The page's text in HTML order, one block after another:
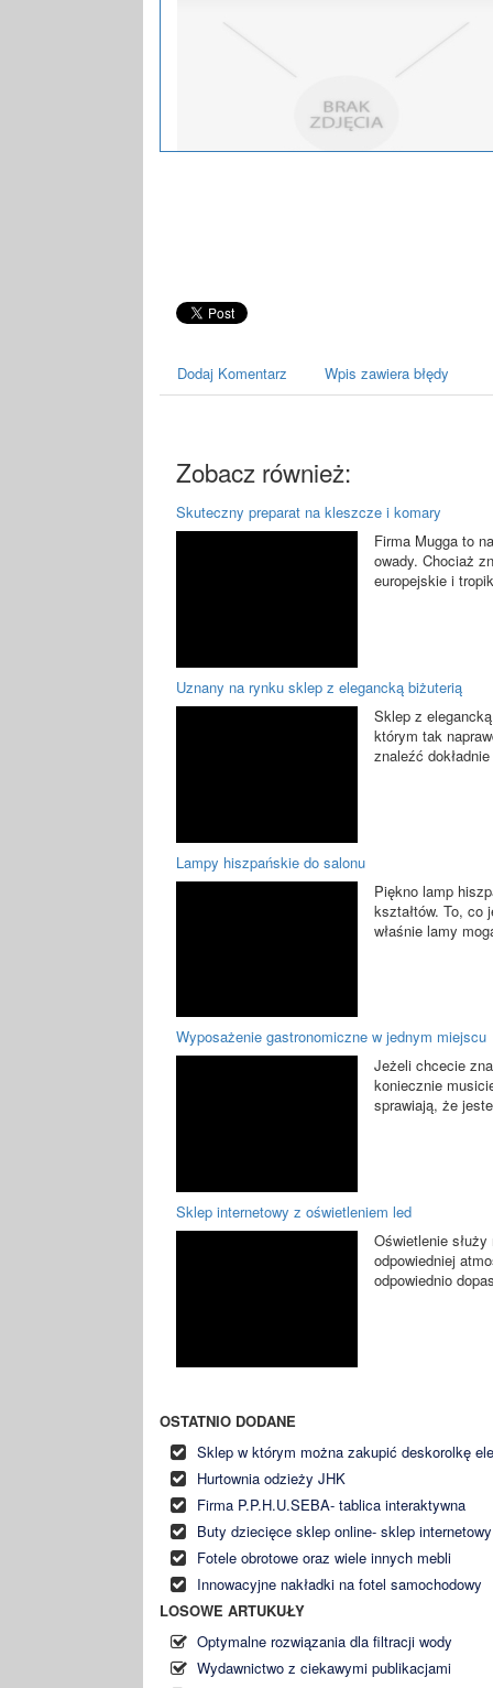
Dodaj Komentarz Wpis zawiera błędy
Zobacz również:
Skuteczny preparat na kleszcze i komary
Firma Mugga to
owady. Chociaż
europejskie i
Uznany na rynku sklep z elegancką biżuterią
Sklep z
którym tak
znaleźć
Lampy hiszpańskie do salonu
Piękno lamp
kształtów. To, co
właśnie lamy
Wyposażenie gastronomiczne w jednym miejscu
Jeżeli chcecie
koniecznie
sprawiają, że
Sklep internetowy z oświetleniem led
Oświetlenie
odpowiedniej
odpowiednio
OSTATNIO DODANE
Sklep w którym można zakupić deskorolkę
Hurtownia odzieży JHK
Firma P.P.H.U.SEBA- tablica interaktywna
Buty dziecięce sklep online- sklep
Fotele obrotowe oraz wiele innych mebli
Innowacyjne nakładki na fotel samochodowy
LOSOWE ARTUKUŁY
Optymalne rozwiązania dla filtracji wody
Wydawnictwo z ciekawymi publikacjami